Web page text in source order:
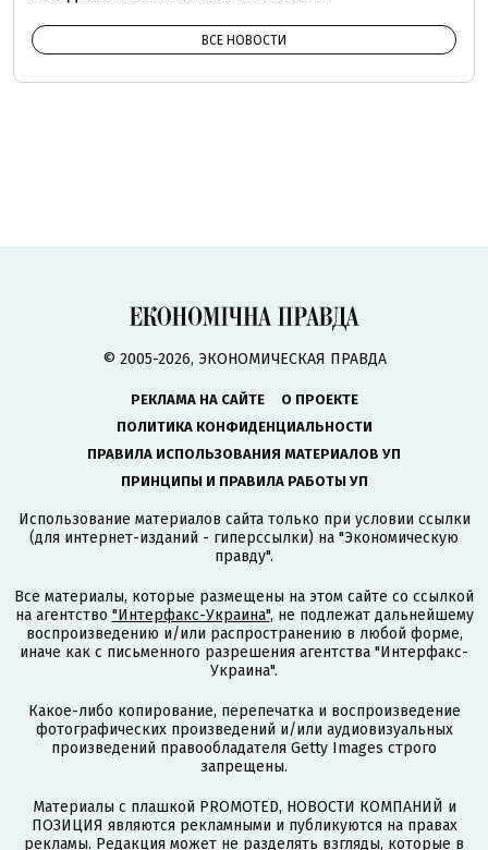
ВСЕ НОВОСТИ
© 2005-2026, ЭКОНОМИЧЕСКАЯ ПРАВДА
РЕКЛАМА НА САЙТЕ
О ПРОЕКТЕ
ПОЛИТИКА КОНФИДЕНЦИАЛЬНОСТИ
ПРАВИЛА ИСПОЛЬЗОВАНИЯ МАТЕРИАЛОВ УП
ПРИНЦИПЫ И ПРАВИЛА РАБОТЫ УП
Использование материалов сайта только при условии ссылки
(для интернет-изданий - гиперссылки) на "Экономическую
правду".
Все материалы, которые размещены на этом сайте со ссылкой
на агентство "Интерфакс-Украина", не подлежат дальнейшему
воспроизведению и/или распространению в любой форме,
иначе как с письменного разрешения агентства "Интерфакс-
Украина".
Какое-либо копирование, перепечатка и воспроизведение
фотографических произведений и/или аудиовизуальных
произведений правообладателя Getty Images строго
запрещены.
Материалы с плашкой PROMOTED, НОВОСТИ КОМПАНИЙ и
ПОЗИЦИЯ являются рекламными и публикуются на правах
рекламы. Редакция может не разделять взгляды, которые в